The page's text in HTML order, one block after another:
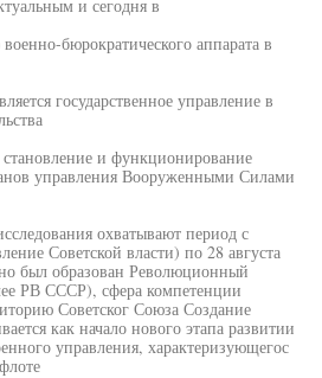
и сегодня в
бюрократического аппарата в
государственное управление в
и функционирование
управления Вооруженными Силами
охватывают период с
Советской власти) по 28 августа
был образован Революционный
РВ СССР), сфера компетенции
Советског Союза Создание
как начало нового этапа развитии
управления, характеризующегос